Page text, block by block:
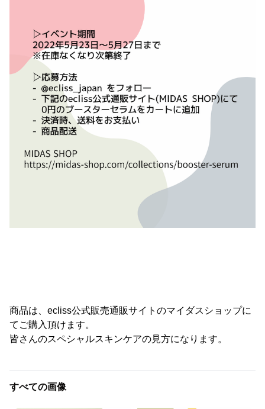
商品は、ecliss公式販売通販サイトのマイダスショップに
てご購入頂けます。
皆さんのスペシャルスキンケアの見方になります。
すべての画像